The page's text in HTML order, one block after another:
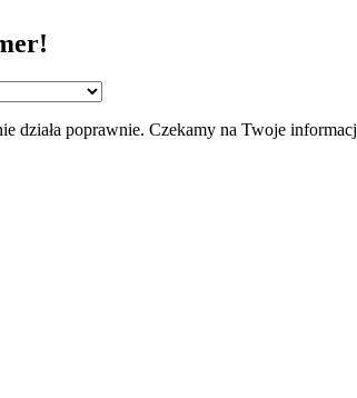
działa poprawnie. Czekamy na Twoje